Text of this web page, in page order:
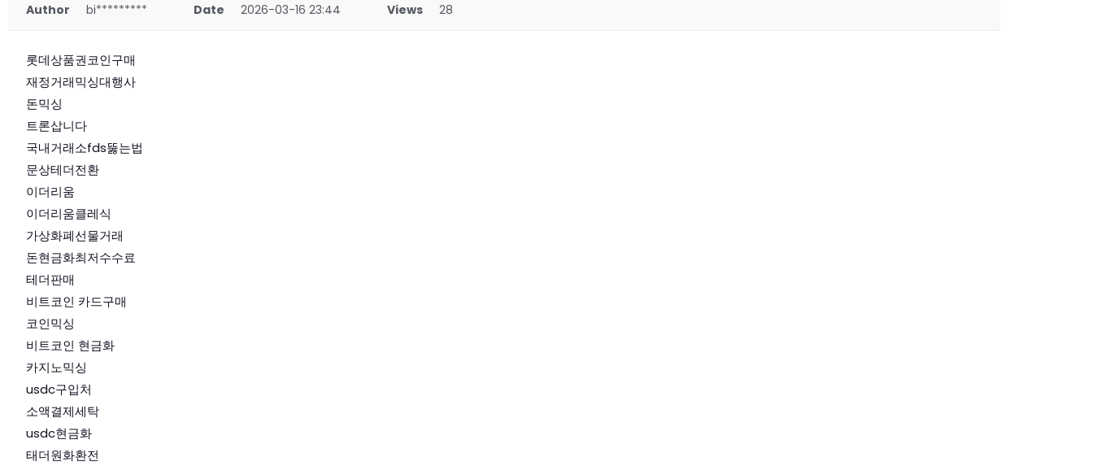
Author bi********* Date 2026-03-16 23:44 Views 28
롯데상품권코인구매
재정거래믹싱대행사
돈믹싱
트론삽니다
국내거래소fds뚫는법
문상테더전환
이더리움
이더리움클레식
가상화폐선물거래
돈현금화최저수수료
테더판매
비트코인 카드구매
코인믹싱
비트코인 현금화
카지노믹싱
usdc구입처
소액결제세탁
usdc현금화
태더원화환전